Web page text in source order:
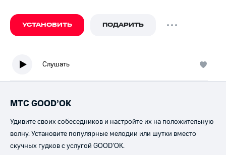
УСТАНОВИТЬ ПОДАРИТЬ
Слушать
МТС GOOD’OK
Удивите своих собеседников и настройте их на положительную
волну. Установите популярные мелодии или шутки вместо
скучных гудков с услугой GOOD’OK.